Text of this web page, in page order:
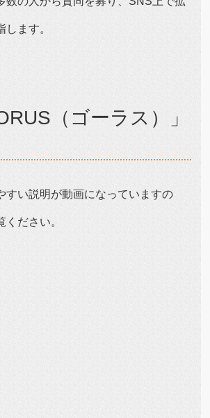
ます。
（ゴーラス）」
すい説明が動画になっていますの
ださい。